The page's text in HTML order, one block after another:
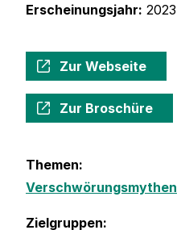
Erscheinungsjahr: 2023
Zur Webseite
Zur Broschüre
Themen:
Verschwörungsmythen
Zielgruppen: